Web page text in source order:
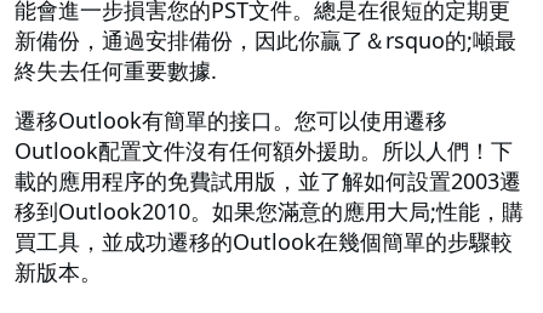
能會進一步損害您的PST文件。總是在很短的定期更
新備份，通過安排備份，因此你贏了＆rsquo的;噸最
終失去任何重要數據.
遷移Outlook有簡單的接口。您可以使用遷移
Outlook配置文件沒有任何額外援助。所以人們！下
載的應用程序的免費試用版，並了解如何設置2003遷
移到Outlook2010。如果您滿意的應用大局;性能，購
買工具，並成功遷移的Outlook在幾個簡單的步驟較
新版本。